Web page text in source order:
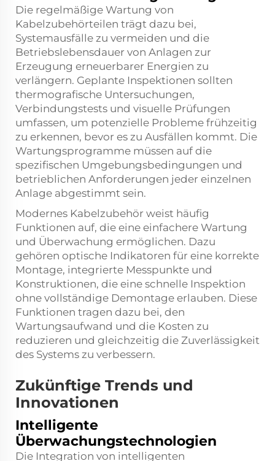
Die regelmäßige Wartung von
Kabelzubehörteilen trägt dazu bei,
Systemausfälle zu vermeiden und die
Betriebslebensdauer von Anlagen zur
Erzeugung erneuerbarer Energien zu
verlängern. Geplante Inspektionen sollten
thermografische Untersuchungen,
Verbindungstests und visuelle Prüfungen
umfassen, um potenzielle Probleme frühzeitig
zu erkennen, bevor es zu Ausfällen kommt. Die
Wartungsprogramme müssen auf die
spezifischen Umgebungsbedingungen und
betrieblichen Anforderungen jeder einzelnen
Anlage abgestimmt sein.
Modernes Kabelzubehör weist häufig
Funktionen auf, die eine einfachere Wartung
und Überwachung ermöglichen. Dazu
gehören optische Indikatoren für eine korrekte
Montage, integrierte Messpunkte und
Konstruktionen, die eine schnelle Inspektion
ohne vollständige Demontage erlauben. Diese
Funktionen tragen dazu bei, den
Wartungsaufwand und die Kosten zu
reduzieren und gleichzeitig die Zuverlässigkeit
des Systems zu verbessern.
Zukünftige Trends und
Innovationen
Intelligente
Überwachungstechnologien
Die Integration von intelligenten